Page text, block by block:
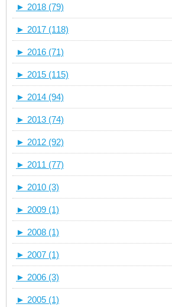
► 2018 (79)
► 2017 (118)
► 2016 (71)
► 2015 (115)
► 2014 (94)
► 2013 (74)
► 2012 (92)
► 2011 (77)
► 2010 (3)
► 2009 (1)
► 2008 (1)
► 2007 (1)
► 2006 (3)
► 2005 (1)